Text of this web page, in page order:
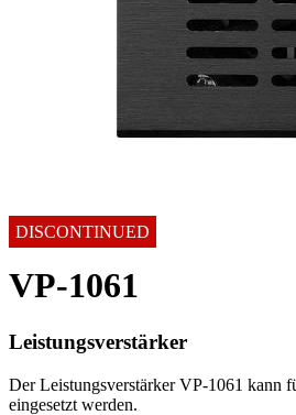
DISCONTINUED
VP-1061
Leistungsverstärker
Der Leistungsverstärker VP-1061 kann
eingesetzt werden.